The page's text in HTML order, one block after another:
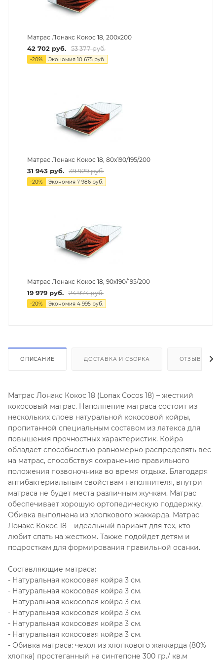
Матрас Лонакс Кокос 18, 200х200
42 702руб. 53 377руб.
-20% Экономия 10 675руб.
Матрас Лонакс Кокос 18, 80х190/195/200
31 943руб. 39 929руб.
-20% Экономия 7 986руб.
Матрас Лонакс Кокос 18, 90х190/195/200
19 979руб. 24 974руб.
-20% Экономия 4 995руб.
ОПИСАНИЕ ДОСТАВКА И СБОРКА ОТЗЫВЫ
Матрас Лонакс Кокос 18 (Lonax Cocos 18) – жесткий
кокосовый матрас. Наполнение матраса состоит из
нескольких слоев натуральной кокосовой койры,
пропитанной специальным составом из латекса для
повышения прочностных характеристик. Койра
обладает способностью равномерно распределять вес
на матрас, способствуя сохранению правильного
положения позвоночника во время отдыха. Благодаря
антибактериальным свойствам наполнителя, внутри
матраса не будет места различным жучкам. Матрас
обеспечивает хорошую ортопедическую поддержку.
Обивка выполнена из хлопкового жаккарда. Матрас
Лонакс Кокос 18 – идеальный вариант для тех, кто
любит спать на жестком. Также подойдет детям и
подросткам для формирования правильной осанки.
Составляющие матраса:
- Натуральная кокосовая койра 3 см.
- Натуральная кокосовая койра 3 см.
- Натуральная кокосовая койра 3 см.
- Натуральная кокосовая койра 3 см.
- Натуральная кокосовая койра 3 см.
- Натуральная кокосовая койра 3 см.
- Обивка матраса: чехол из хлопкового жаккарда (80%
хлопка) простеганный на синтепоне 300 гр./ кв.м